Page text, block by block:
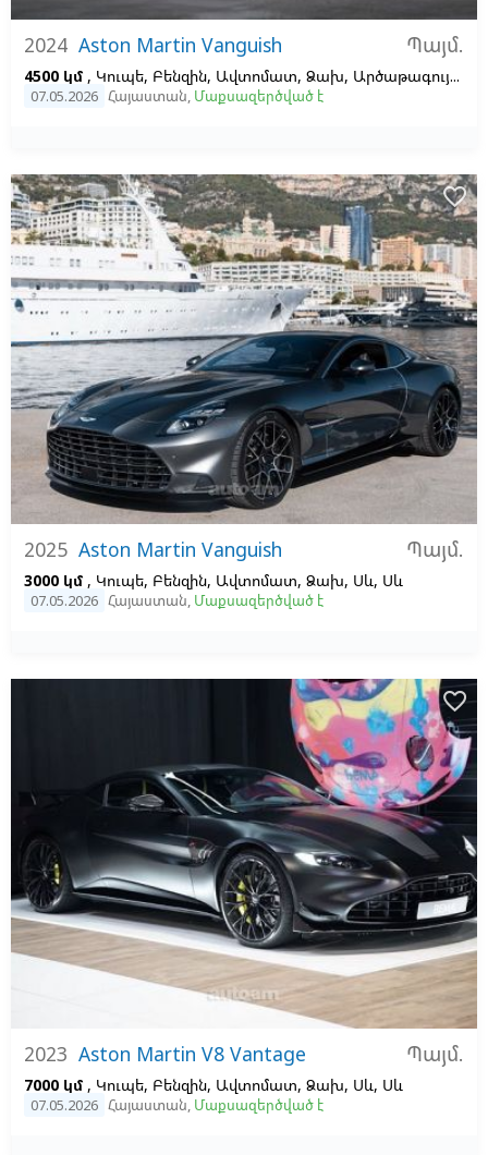
2024 Aston Martin Vanguish Պայմ.
4500 կմ , Կուպե, Բենզին, Ավտոմատ, Ձախ, Արծաթագույն,
07.05.2026 Հայաստան, Մաքսազերծված է
2025 Aston Martin Vanguish Պայմ.
3000 կմ , Կուպե, Բենզին, Ավտոմատ, Ձախ, Սև, Սև
07.05.2026 Հայաստան, Մաքսազերծված է
favorite_border
2023 Aston Martin V8 Vantage Պայմ.
7000 կմ , Կուպե, Բենզին, Ավտոմատ, Ձախ, Սև, Սև
07.05.2026 Հայաստան, Մաքսազերծված է
favorite_border